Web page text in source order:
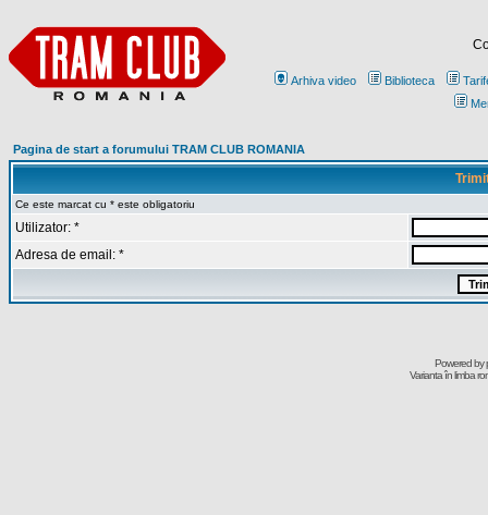
Arhiva video Biblioteca
Pagina de start a forumului TRAM CLUB ROMANIA
Ce este marcat cu * este obligatoriu
Utilizator: *
Adresa de email: *
Powered by
Varianta în limba